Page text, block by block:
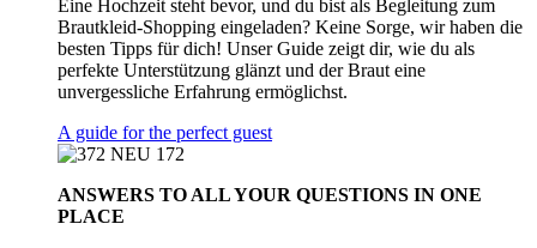
Eine Hochzeit steht bevor, und du bist als Begleitung zum
Brautkleid-Shopping eingeladen? Keine Sorge, wir haben die
besten Tipps für dich! Unser Guide zeigt dir, wie du als
perfekte Unterstützung glänzt und der Braut eine
unvergessliche Erfahrung ermöglichst.
A guide for the perfect guest
ANSWERS TO ALLYOUR QUESTIONS IN ONE
PLACE